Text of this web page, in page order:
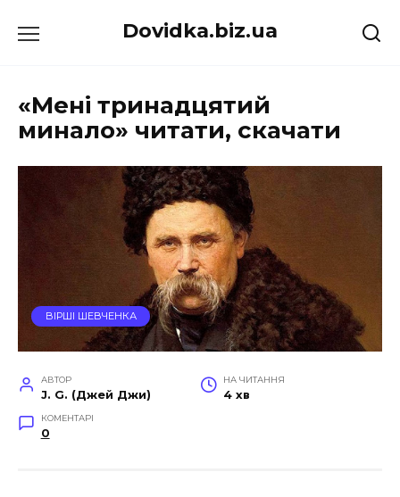
до
Dovidka.biz.ua
«Мені тринадцятий
минало» читати, скачати
ВІРШІ ШЕВЧЕНКА
АВТОР
J. G. (Джей Джи)
НА ЧИТАННЯ
4 хв
КОМЕНТАРІ
0